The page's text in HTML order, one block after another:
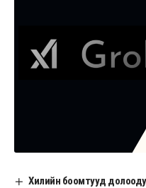
Хилийн боомтууд